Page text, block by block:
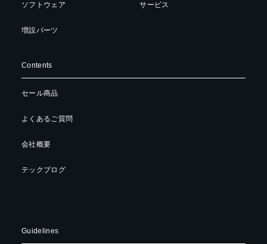
ソフトウェア
増設パーツ
サービス
Contents
セール商品
よくあるご質問
会社概要
テックブログ
Guidelines